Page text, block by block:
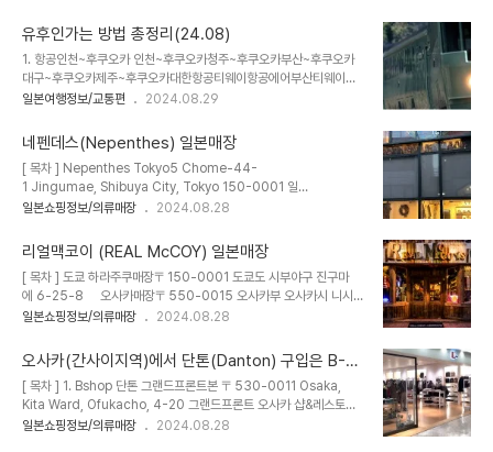
lifestyle brand with the concept of “the future is in the
past”.humanmade.jp 2. 스투시https://jp.stussy.com/ Stüssy Japanステュー
シー公式サイト. Worldwide Since 1980.jp.stussy.com 3. 슈프림https://sh..
유후인가는 방법 총정리(24.08)
1. 항공인천~후쿠오카 인천~후쿠오카청주~후쿠오카부산~후쿠오카
대구~후쿠오카제주~후쿠오카대한항공티웨이항공에어부산티웨이항
공에어부산아시아나항공 제주에어 티웨이항공티웨이항공 진에어 제
항공진에어 에어로케이 이스타항공 에어서울 인천~오이타
(제주항공)구간편명운항요일출발시간도착시간인천>오이타제주항공
7C1508월/화/목/금/토10:5012:45오이타>인천 제주항공
7C1507월/화/목/금/토14:0015:45 인천~구마모토(티웨이항공)
구간 편명운항요일출발시간도착시간인천>구마모토티웨이항공
일10:2511:55 인천~사가(티웨이항공) 구간편명운항요일출발시간
일본여행정보/교통편 2024.08.29
네펜데스(Nepenthes) 일본매장
[ 목차 ] Nepenthes Tokyo5 Chome-44-
1 Jingumae, Shibuya City, Tokyo 150-0001 일
본 Nepenthes Osaka Prestige Utsubo Park, 1 Chome-
본 Nepenthes Fukuoka Hakata일본 〒812-
0025 Fukuoka, Hakata Ward, Tenyamachi, 2−28 2F
일본쇼핑정보/의류매장 2024.08.28
리얼맥코이 (REAL McCOY) 일본매장
[ 목차 ] 도쿄 하라주쿠매장〒150-0001 도쿄도 시부야구 진구마
에 6-25-8 오사카매장〒550-0015 오사카부 오사카시 니시
구 미나미호리에 1-15-17 B-1 교토매장〒604-8042 교토부
이빌딩 B1F〒604-8042 京都府京都市中京区寺町通り四条
上ル中之町559番地 菊水ビルB1F 고베매장〒650-0012
효고현 고베시 주오구 기타나가사도리 1-30-32(〒650-0012 兵
庫県神戸市中央区北長狭通1-30-32 후쿠오카매장〒810-
0041 후쿠오카현 후쿠오카시 주오구 다이묘 1-14-21
일본쇼핑정보/의류매장 2024.08.28
오사카(간사이지역)에서 단톤(Danton) 구입은 B-
Shop 단톤 일본매장
[ 목차 ] 1. Bshop 단톤 그랜드프론트본 〒530-0011 Osaka,
Kita Ward, Ofukacho, 4-20 그랜드프론트 오사카 샵&레스토랑
남관 3F B-Shop 홈페이지 2. Bshop 난바본 〒556-
일본쇼핑정보/의류매장 2024.08.28